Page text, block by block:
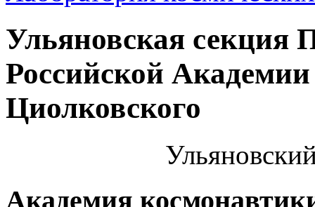
Ульяновская секция
Российской
Циолковского
Академия